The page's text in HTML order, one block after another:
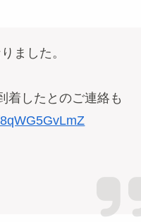
ました。
着したとのご連絡も